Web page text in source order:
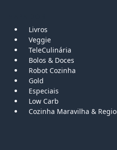
Livros
Veggie
TeleCulinária
Bolos & Doces
Robot Cozinha
Gold
Especiais
Low Carb
Cozinha Maravilha &